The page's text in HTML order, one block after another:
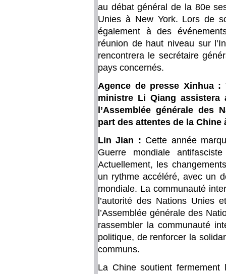
au débat général de la 80e
Unies à New York. Lors de
également à des
réunion de haut niveau sur
rencontrera le secrétaire
pays concernés.
Agence de presse Xinhua :
ministre Li Qiang assistera
l’Assemblée générale des
part des attentes de la Chine
Lin Jian : Cette année
Guerre mondiale
Actuellement, les
un rythme accéléré, avec un
mondiale. La communauté
l’autorité des Nations Unies
l’Assemblée générale des
rassembler la communauté
politique, de renforcer la
communs.
La Chine soutient